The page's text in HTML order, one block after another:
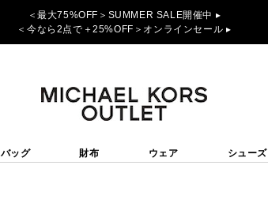
＜最大75%OFF＞SUMMER SALE開催中 ▸
＜今なら2点で＋25%OFF＞オンラインセール ▸
バッグ 財布 ウェア シューズ